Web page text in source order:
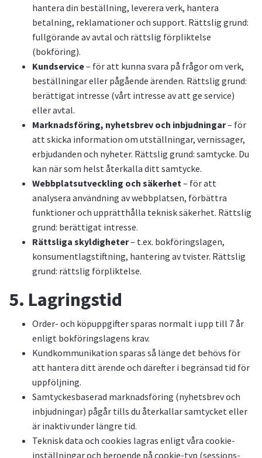
hantera din beställning, leverera verk, hantera
betalning, reklamationer och support. Rättslig grund:
fullgörande av avtal och rättslig förpliktelse
(bokföring).
Kundservice– för att kunna svara på frågor om verk,
beställningar eller pågående ärenden. Rättslig grund:
berättigat intresse (vårt intresse av att ge service)
eller avtal.
Marknadsföring, nyhetsbrev och inbjudningar– för
att skicka information om utställningar, vernissager,
erbjudanden och nyheter. Rättslig grund: samtycke. Du
kan när som helst återkalla ditt samtycke.
Webbplatsutveckling och säkerhet– för att
analysera användning av webbplatsen, förbättra
funktioner och upprätthålla teknisk säkerhet. Rättslig
grund: berättigat intresse.
Rättsliga skyldigheter– t.ex. bokföringslagen,
konsumentlagstiftning, hantering av tvister. Rättslig
grund: rättslig förpliktelse.
5. Lagringstid
Order- och köpuppgifter sparas normalt i upp till 7 år
enligt bokföringslagens krav.
Kundkommunikation sparas så länge det behövs för
att hantera ditt ärende och därefter i begränsad tid för
uppföljning.
Samtyckesbaserad marknadsföring (nyhetsbrev och
inbjudningar) pågår tills du återkallar samtycket eller
är inaktiv under längre tid.
Teknisk data och cookies lagras enligt våra cookie-
inställningar och beroende på cookie-typ (sessions-